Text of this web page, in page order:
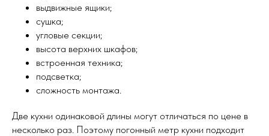
выдвижные ящики;
сушка;
угловые секции;
высота верхних шкафов;
встроенная техника;
подсветка;
сложность монтажа.
Две кухни одинаковой длины могут отличаться по цене в
несколько раз. Поэтому погонный метр кухни подходит